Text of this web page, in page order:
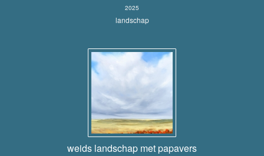
2025
landschap
weids landschap met papavers